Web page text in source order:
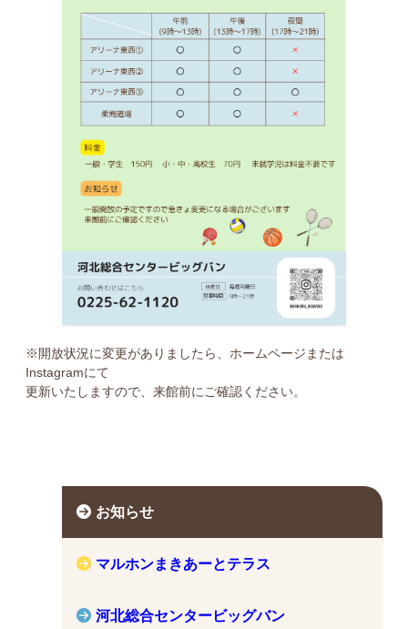
※開放状況に変更がありましたら、ホームページまたは
Instagramにて
更新いたしますので、来館前にご確認ください。
お知らせ
マルホンまきあーとテラス
河北総合センタービッグバン